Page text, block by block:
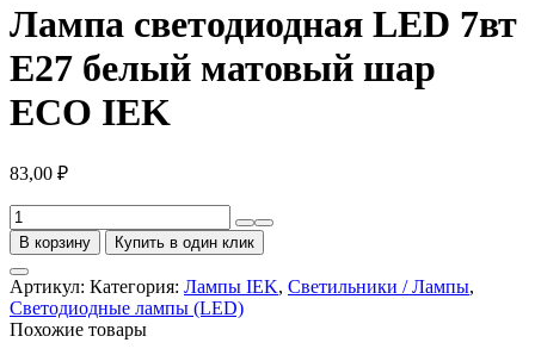
Лампа светодиодная LED 7вт
Е27 белый матовый шар
ECO IEK
83,00 ₽
Количество
товара
Лампа
светодиодная
LED
7вт
Е27
В корзину Купить в один клик
Артикул: Категория: Лампы IEK, Светильники / Лампы,
Светодиодные лампы (LED)
Похожие товары